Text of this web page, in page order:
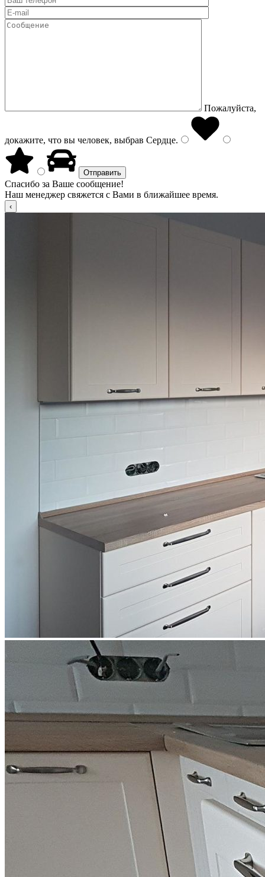
Пожалуйста,
докажите, что вы человек, выбрав Сердце.
Спасибо за Ваше сообщение!
Наш менеджер свяжется с Вами в ближайшее время.